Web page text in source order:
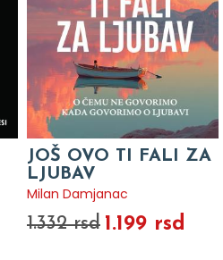
JOŠ OVO TI FALI ZA
LJUBAV
Milan Damjanac
1.332 rsd 1.199 rsd